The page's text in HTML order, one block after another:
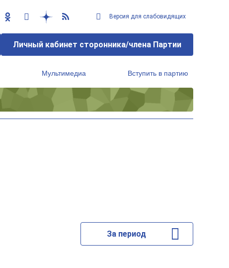
Версия для слабовидящих
Личный кабинет сторонника/члена Партии
Мультимедиа Вступить в партию
За период